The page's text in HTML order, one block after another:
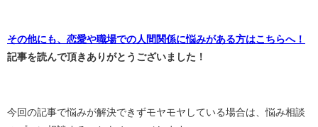
その他にも、恋愛や職場での人間関係に悩みがある方はこちらへ！
記事を読んで頂きありがとうございました！
今回の記事で悩みが解決できずモヤモヤしている場合は、悩み相談